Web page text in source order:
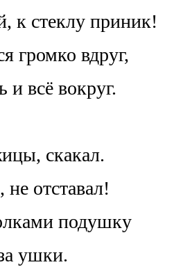
к стеклу приник!
громко вдруг,
и всё вокруг.
скакал.
не отставал!
подушку
ушки.